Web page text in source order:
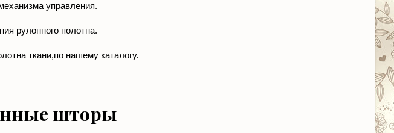
управления.
рулонного полотна.
ткани,по нашему каталогу.
шторы